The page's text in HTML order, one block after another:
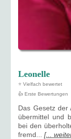
Leonelle
⭐ Vielfach bewertet
👍 Erste Bewertungen
Das Gesetz der
übermittel und
bei den
fremd...[...